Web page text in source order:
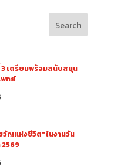
Search
เตรียมพร้อมสนับสนุน
พทย์
ญแห่งชีวิต" ในงานวัน
2569